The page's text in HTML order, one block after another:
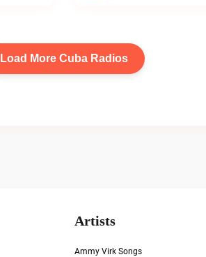
Load More Cuba Radios
Artists
Ammy Virk Songs